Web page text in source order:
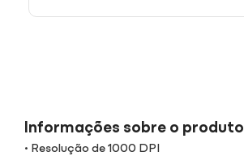
Informações sobre o produto
• Resolução de 1000 DPI